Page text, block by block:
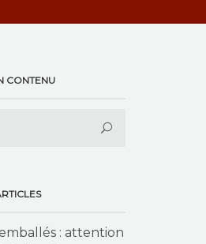
CONTENU
: attention